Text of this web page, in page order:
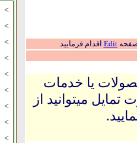
>
>
>
>
>
>
>
>
>
صفحهEdit اقدام فرمایید
یا خدمات
میتوانید از